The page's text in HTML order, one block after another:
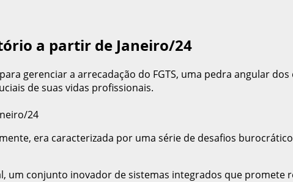
a partir de Janeiro/24
gerenciar a arrecadação do FGTS, uma pedra angular
de suas vidas profissionais.
era caracterizada por uma série de desafios
um conjunto inovador de sistemas integrados que